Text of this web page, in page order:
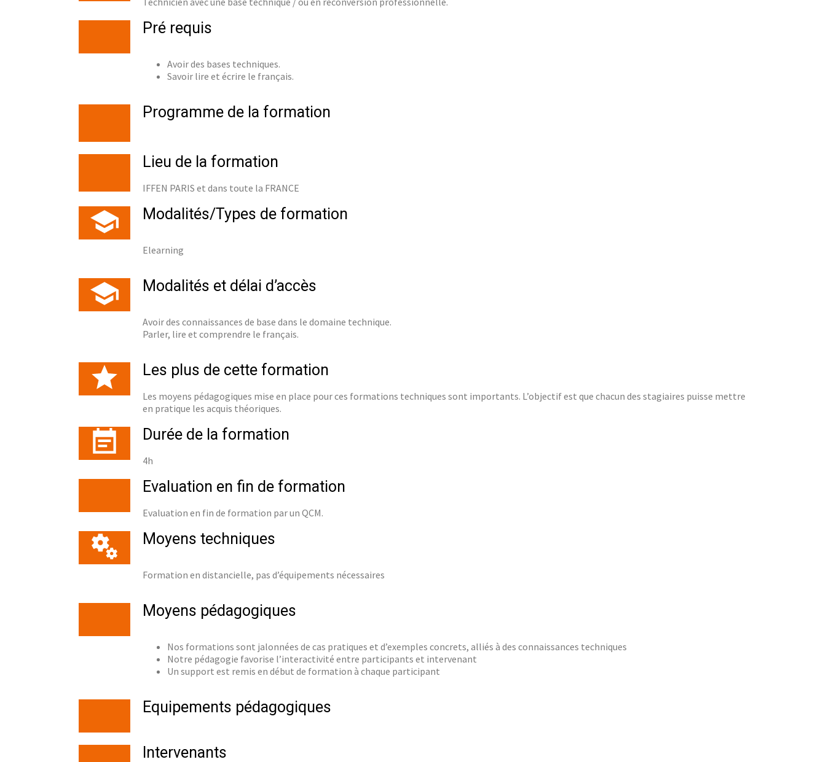
Pré requis
Avoir des bases techniques.
Savoir lire et écrire le français.
Programme de la formation
Lieu de la formation
IFFEN PARIS et dans toute la FRANCE
Modalités/Types de formation
Elearning
Modalités et délai d’accès
Avoir des connaissances de base dans le domaine technique.
Parler, lire et comprendre le français.
Les plus de cette formation
Les moyens pédagogiques mise en place pour ces formations techniques sont importants. L’objectif est que chacun des stagiaires puisse mettre
en pratique les acquis théoriques.
Durée de la formation
4h
Evaluation en fin de formation
Evaluation en fin de formation par un QCM.
Moyens techniques
Formation en distancielle, pas d’équipements nécessaires
Moyens pédagogiques
Nos formations sont jalonnées de cas pratiques et d’exemples concrets, alliés à des connaissances techniques
Notre pédagogie favorise l’interactivité entre participants et intervenant
Un support est remis en début de formation à chaque participant
Equipements pédagogiques
Intervenants